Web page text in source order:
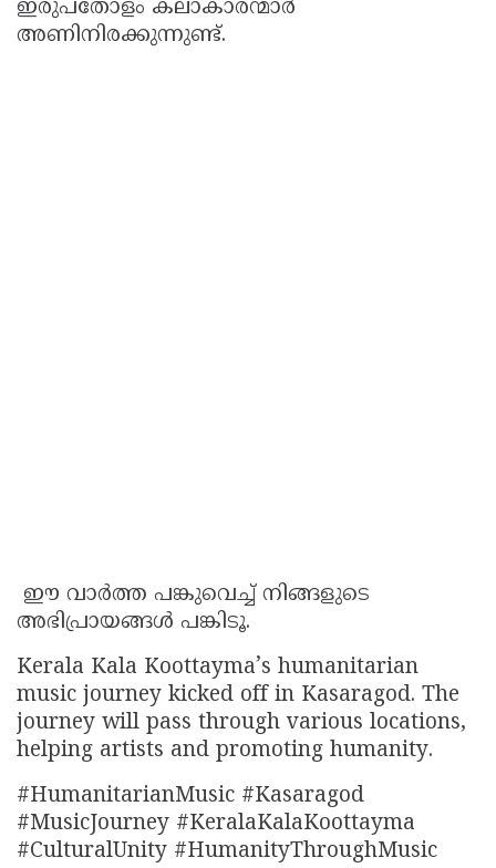
ഇരുപതോളം കലാകാരന്മാർ
അണിനിരക്കുന്നുണ്ട്.
ഈ വാർത്ത പങ്കുവെച്ച് നിങ്ങളുടെ
അഭിപ്രായങ്ങൾ പങ്കിടൂ.
Kerala Kala Koottayma’s humanitarian
music journey kicked off in Kasaragod. The
journey will pass through various locations,
helping artists and promoting humanity.
#HumanitarianMusic #Kasaragod
#MusicJourney #KeralaKalaKoottayma
#CulturalUnity #HumanityThroughMusic